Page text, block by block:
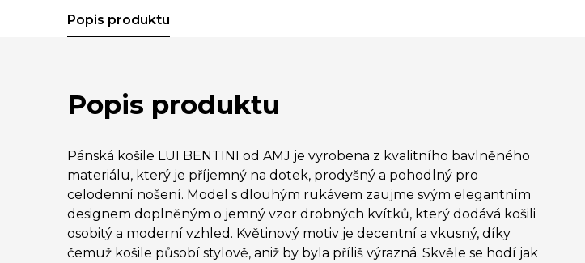
Popis produktu
Popis produktu
Pánská košile LUI BENTINI od AMJ je vyrobena z kvalitního bavlněného
materiálu, který je příjemný na dotek, prodyšný a pohodlný pro
celodenní nošení. Model s dlouhým rukávem zaujme svým elegantním
designem doplněným o jemný vzor drobných kvítků, který dodává košili
osobitý a moderní vzhled. Květinový motiv je decentní a vkusný, díky
čemuž košile působí stylově, aniž by byla příliš výrazná. Skvěle se hodí jak